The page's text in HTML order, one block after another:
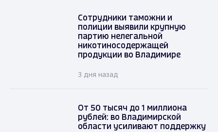
Сотрудники таможни и
полиции выявили крупную
партию нелегальной
никотиносодержащей
продукции во Владимире
3 дня назад
От 50 тысяч до 1 миллиона
рублей: во Владимирской
области усиливают поддержку